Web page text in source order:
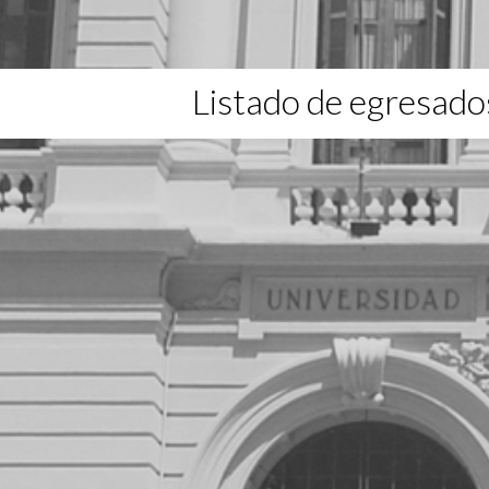
Listado de